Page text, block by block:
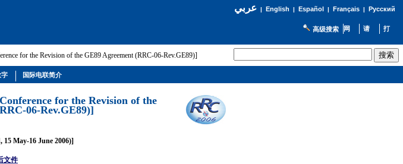
عربي| English | Español | Français| Русский
高级搜索
for the Revision of the GE89 Agreement (RRC-06-Rev.GE89)]
for the Revision of the
06-Rev.GE89)]
15 May-16 June 2006)]
文件
字 国际电联简介